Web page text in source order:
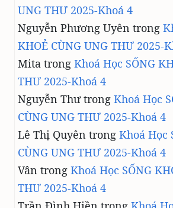
UNG THƯ 2025-Khoá 4
Nguyễn Phương Uyên trong
KHOẺ CÙNG UNG THƯ 2025-
Mita trong Khoá Học SỐNG
THƯ 2025-Khoá 4
Nguyễn Thưtrong Khoá Học
CÙNG UNG THƯ 2025-Khoá 4
Lê Thị Quyên trong Khoá Học
CÙNG UNG THƯ 2025-Khoá 4
Vân trong Khoá Học SỐNG
THƯ 2025-Khoá 4